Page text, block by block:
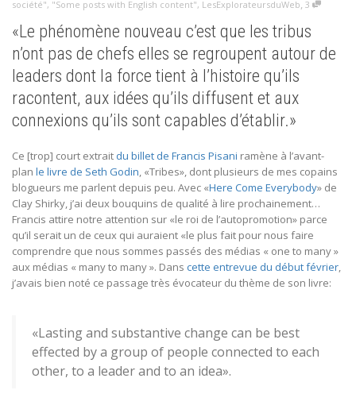
société", "Some posts with English content", LesExplorateursduWeb, 3
«Le phénomène nouveau c’est que les tribus
n’ont pas de chefs elles se regroupent autour de
leaders dont la force tient à l’histoire qu’ils
racontent, aux idées qu’ils diffusent et aux
connexions qu’ils sont capables d’établir.»
Ce [trop] court extrait du billet de Francis Pisani ramène à l’avant-
plan le livre de Seth Godin, «Tribes», dont plusieurs de mes copains
blogueurs me parlent depuis peu. Avec «Here Come Everybody» de
Clay Shirky, j’ai deux bouquins de qualité à lire prochainement…
Francis attire notre attention sur «le roi de l’autopromotion» parce
qu’il serait un de ceux qui auraient «le plus fait pour nous faire
comprendre que nous sommes passés des médias « one to many »
aux médias « many to many ». Dans cette entrevue du début février,
j’avais bien noté ce passage très évocateur du thème de son livre:
«Lasting and substantive change can be best
effected by a group of people connected to each
other, to a leader and to an idea».